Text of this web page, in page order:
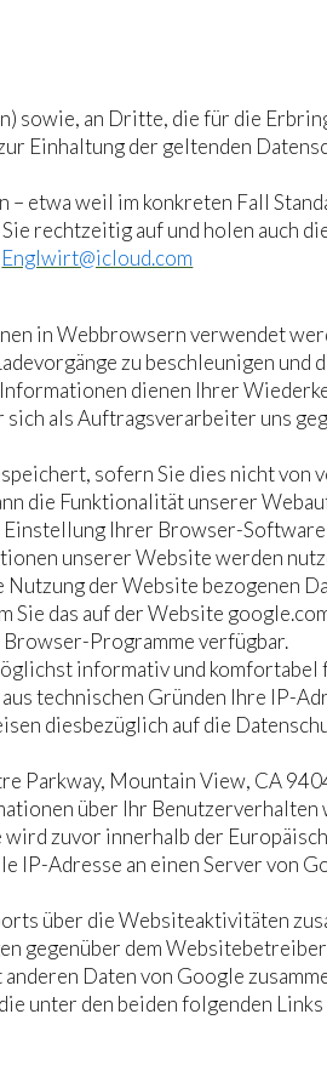
sowie, an Dritte, die für die
Einhaltung der geltenden
etwa weil im konkreten Fall
rechtzeitig auf und holen auch
Englwirt@icloud.com
in Webbrowsern verwendet
zu beschleunigen und
dienen Ihrer
als Auftragsverarbeiter uns
sofern Sie dies nicht von
die Funktionalität unserer
Einstellung Ihrer Browser-
unserer Website werden
der Website bezogenen
das auf der Website
Programme verfügbar.
informativ und komfortabel
technischen Gründen Ihre IP-
diesbezüglich auf die
Parkway, Mountain View, CA
über Ihr Benutzerverhalten
zuvor innerhalb der
Adresse an einen Server von
über die Websiteaktivitäten
gegenüber dem
Daten von Google
unter den beiden folgenden